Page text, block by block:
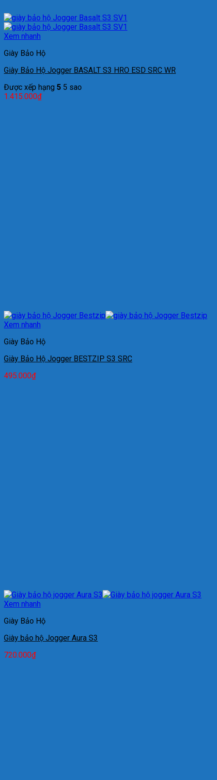
Xem nhanh
Giày Bảo Hộ
Giày Bảo Hộ Jogger BASALT S3 HRO ESD SRC WR
Được xếp hạng 5 5 sao
1.415.000₫
Xem nhanh
Giày Bảo Hộ
Giày Bảo Hộ Jogger BESTZIP S3 SRC
495.000₫
Xem nhanh
Giày Bảo Hộ
Giày bảo hộ Jogger Aura S3
720.000₫